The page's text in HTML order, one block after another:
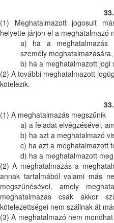
(1) Meghatalmazott jogosult
helyette járjon el a meghatalmazó
a) ha a meghatalmazás
személy meghatalmazására,
b) ha a meghatalmazott jogi
(2) A további meghatalmazott
kötelezik.
(1) A meghatalmazás megszűnik
a) a feladat elvégzésével,
b) ha azt a meghatalmazó
c) ha azt a meghatalmazott
d) ha a meghatalmazott
(2) A meghatalmazás a
annak tartalmából valami más
megszűnésével, amely
meghatalmazás csak akkor
kötelezettségei nem szállnak át
(3) A meghatalmazó nem